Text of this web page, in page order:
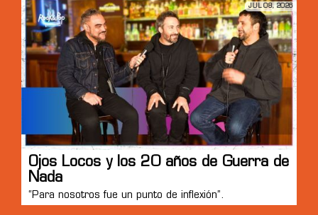
JUL 08, 2026
Ojos Locos y los 20 años de Guerra de
Nada
“Para nosotros fue un punto de inflexión”.